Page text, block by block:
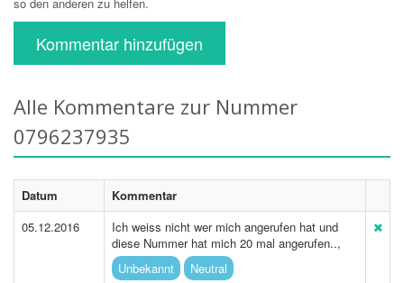
Kommentar hinzufügen
Alle Kommentare zur Nummer
0796237935
Datum
Kommentar
05.12.2016
Ich weiss nicht wer mich angerufen hat und
diese Nummer hat mich 20 mal angerufen..,
Unbekannt
Neutral